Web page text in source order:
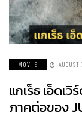
MOVIE
แกเร็ธ เอ็ดเ
ภาคต่อของ